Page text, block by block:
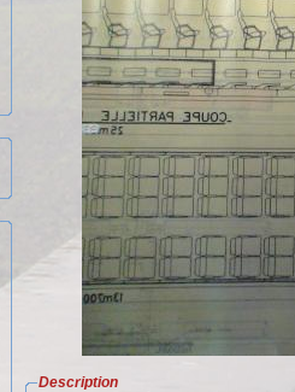
Description